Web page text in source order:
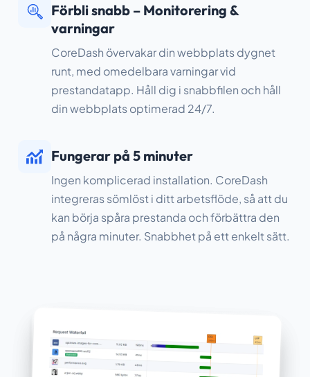
Förbli snabb – Monitorering &
varningar
CoreDash övervakar din webbplats dygnet
runt, med omedelbara varningar vid
prestandatapp. Håll dig i snabbfilen och håll
din webbplats optimerad 24/7.
Fungerar på 5 minuter
Ingen komplicerad installation. CoreDash
integreras sömlöst i ditt arbetsflöde, så att du
kan börja spåra prestanda och förbättra den
på några minuter. Snabbhet på ett enkelt sätt.